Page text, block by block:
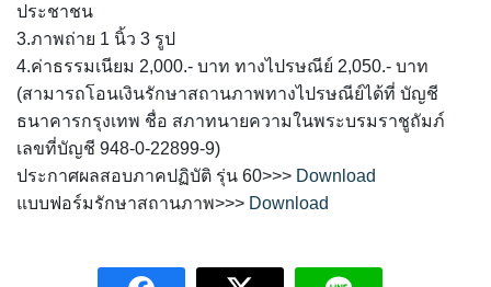
ประชาชน
3.ภาพถ่าย 1 นิ้ว 3 รูป
4.ค่าธรรมเนียม 2,000.- บาท ทางไปรษณีย์ 2,050.- บาท
(สามารถโอนเงินรักษาสถานภาพทางไปรษณีย์ได้ที่ บัญชี
ธนาคารกรุงเทพ ชื่อ สภาทนายความในพระบรมราชูถัมภ์
เลขที่บัญชี 948-0-22899-9)
ประกาศผลสอบภาคปฏิบัติ รุ่น 60>>> Download
แบบฟอร์มรักษาสถานภาพ>>> Download